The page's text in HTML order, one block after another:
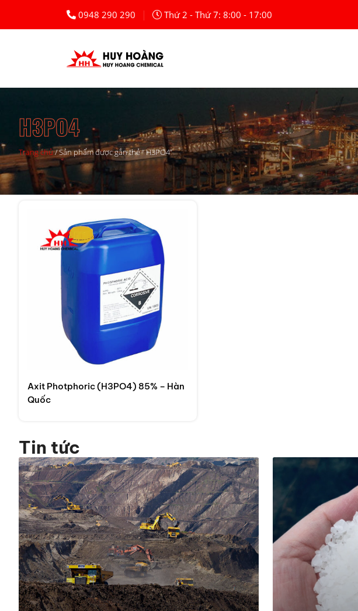
0948 290 290 | Thứ 2 - Thứ 7: 8:00 - 17:00
H3PO4
Trang chủ/Sản phẩm được gắn thẻ “ H3PO4”
Axit Photphoric (H3PO4) 85% – Hàn
Quốc
Tin tức